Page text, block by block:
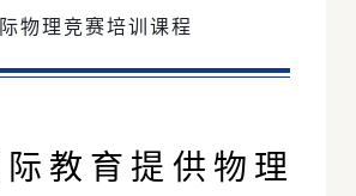
物理竞赛培训课程
教育提供物理